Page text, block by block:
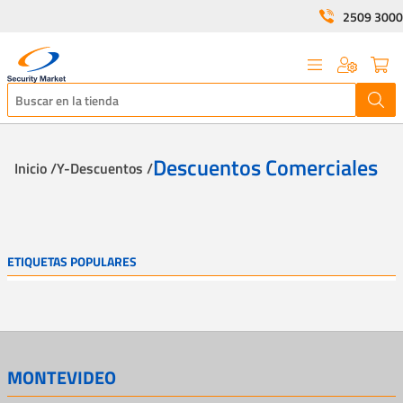
2509 3000
Inicio /Y-Descuentos /Descuentos Comerciales
ETIQUETAS POPULARES
MONTEVIDEO